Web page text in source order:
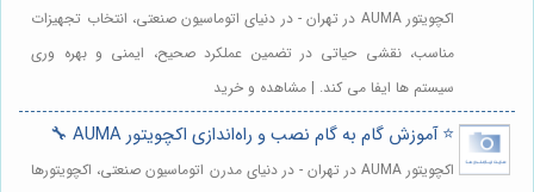
اکچویتور AUMA در تهران - در دنیای اتوماسیون صنعتی، انتخاب تجهیزات
مناسب، نقشی حیاتی در تضمین عملکرد صحیح، ایمنی و بهره وری
سیستم ها ایفا می کند. | مشاهده و خرید
⭐️ آموزش گام به گام نصب و راه‌اندازی اکچویتور AUMA 🔧
اکچویتور AUMA در تهران - در دنیای مدرن اتوماسیون صنعتی، اکچویتورها